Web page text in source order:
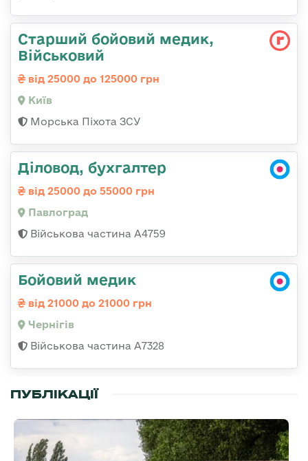
Старший бойовий медик,
Військовий
від 25000 до 125000 грн
Київ
Морська Піхота ЗСУ
Діловод, бухгалтер
від 25000 до 55000 грн
Павлоград
Військова частина А4759
Бойовий медик
від 21000 до 21000 грн
Чернігів
Військова частина А7328
ПУБЛІКАЦІЇ